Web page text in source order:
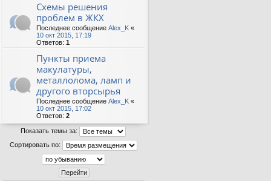
Схемы решения
проблем в ЖКХ
Последнее сообщение Alex_K «
10 окт 2015, 17:19
Ответов: 1
Пункты приема
макулатуры,
металлолома, ламп и
другого вторсырья
Последнее сообщение Alex_K «
10 окт 2015, 17:02
Ответов: 2
Показать темы за:
Сортировать по: